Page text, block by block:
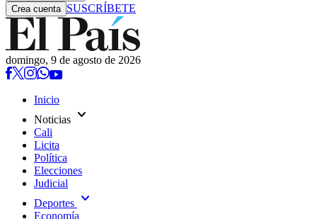
Crea cuenta SUSCRÍBETE
domingo, 9 de agosto de 2026
Inicio
Noticias expand_more
Cali
Licita
Política
Elecciones
Judicial
Deportes expand_more
Economía